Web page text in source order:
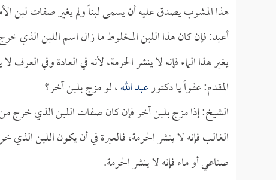
هذا المشوب يصدق عليه أن يسمى لبناً ولم يغير صفات لبن
أعيد: فإن كان هذا اللبن المخلوط ما زال اسم اللبن الذي
يغير هذا الماء فإنه لا ينشر الحرمة، لأنه في العادة وفي
المقدم: عفواً يا دكتورعبد الله، لو مزج بلبن آخر؟
الشيخ: إذا مزج بلبن آخر فإن كان صفات اللبن الذي خرج من
الغالب فإنه لا ينشر الحرمة، فالعبرة في أن يكون اللبن
صناعي أو ماء فإنه لا ينشر الحرمة.